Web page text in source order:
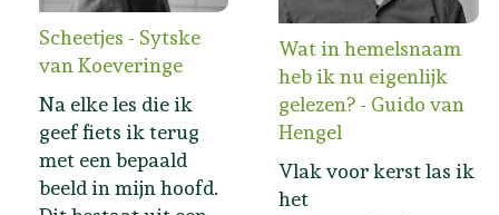
Scheetjes - Sytske
van Koeveringe
Na elke les die ik
geef fiets ik terug
met een bepaald
beeld in mijn hoofd.
Wat in hemelsnaam
heb ik nu eigenlijk
gelezen? - Guido van
Hengel
Vlak voor kerst las ik
het